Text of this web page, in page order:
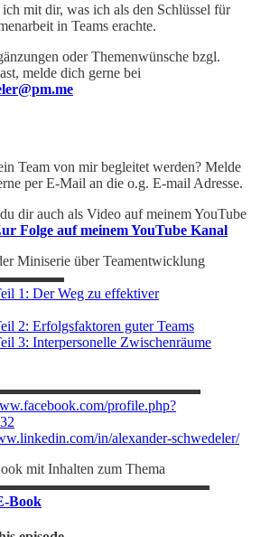
mit dir, was ich als den Schlüssel für
in Teams erachte.
oder Themenwünsche bzgl.
melde dich gerne bei
Team von mir begleitet werden? Melde
per E-Mail an die o.g. E-mail Adresse.
dir auch als Video auf meinem YouTube
Folge auf meinem YouTube Kanal
Miniserie über Teamentwicklung
1: Der Weg zu effektiver
2: Erfolgsfaktoren guter Teams
3: Interpersonelle Zwischenräume
▬▬▬▬▬▬▬▬▬▬▬▬▬▬▬
profile.php?
in/alexander-schwedeler/
mit Inhalten zum Thema
▬▬▬▬▬▬▬▬▬▬▬▬▬▬▬
Book